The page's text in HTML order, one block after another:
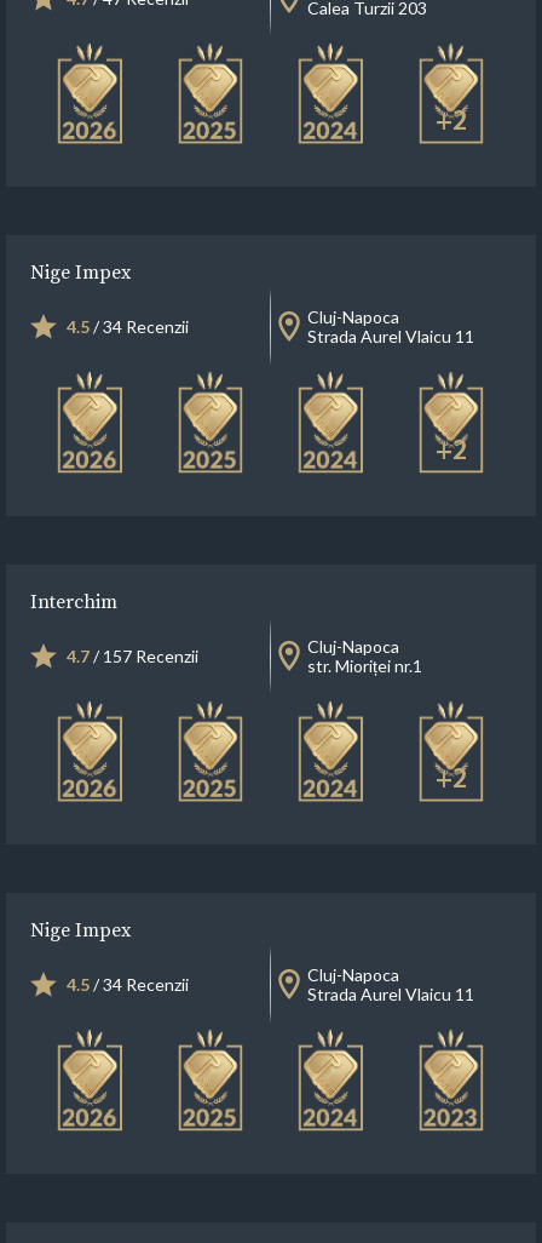
Calea Turzii 203
+2
Nige Impex
4.5/ 34 Recenzii
Cluj-Napoca
Strada Aurel Vlaicu 11
+2
Interchim
4.7/ 157 Recenzii
Cluj-Napoca
str. Mioriței nr.1
+2
Nige Impex
4.5/ 34 Recenzii
Cluj-Napoca
Strada Aurel Vlaicu 11